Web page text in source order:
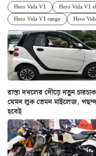
Hero Vida V1 Hero Vida V1
Hero Vida V1 range
Hero
রাস্তা দখলের দৌড়ে নতুন
যেমন লুক তেমন মাইলেজ, পছন্দ
হবেই